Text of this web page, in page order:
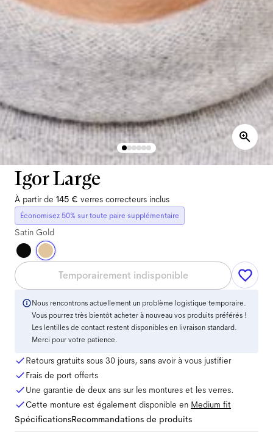
Igor Large
À partir de 145 € verres correcteurs inclus
Économisez 50% sur toute paire supplémentaire
Satin Gold
Temporairement indisponible
Nous rencontrons actuellement un problème logistique temporaire.
Vous pourrez très bientôt acheter à nouveau vos produits préférés !
Les lentilles de contact restent disponibles en livraison standard.
Merci pour votre patience.
Retours gratuits sous 30 jours, sans avoir à vous justifier
Frais de port offerts
Une garantie de deux ans sur les montures et les verres.
Cette monture est également disponible en Medium fit
SpécificationsRecommandations de produits